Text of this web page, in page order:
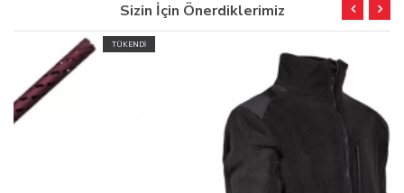
Sizin İçin Önerdiklerimiz